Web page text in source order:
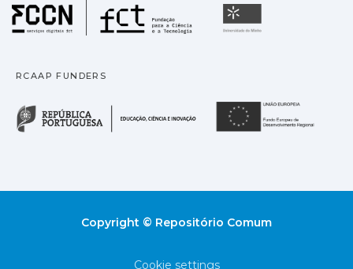
Fundação para a
RCAAP FUNDERS
República Portuguesa
Copyright © Repositório Comum
Cookie settings